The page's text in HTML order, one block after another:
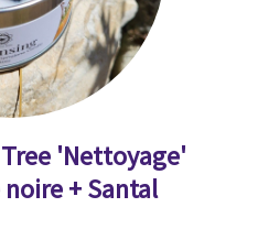
'Nettoyage'
+ Santal